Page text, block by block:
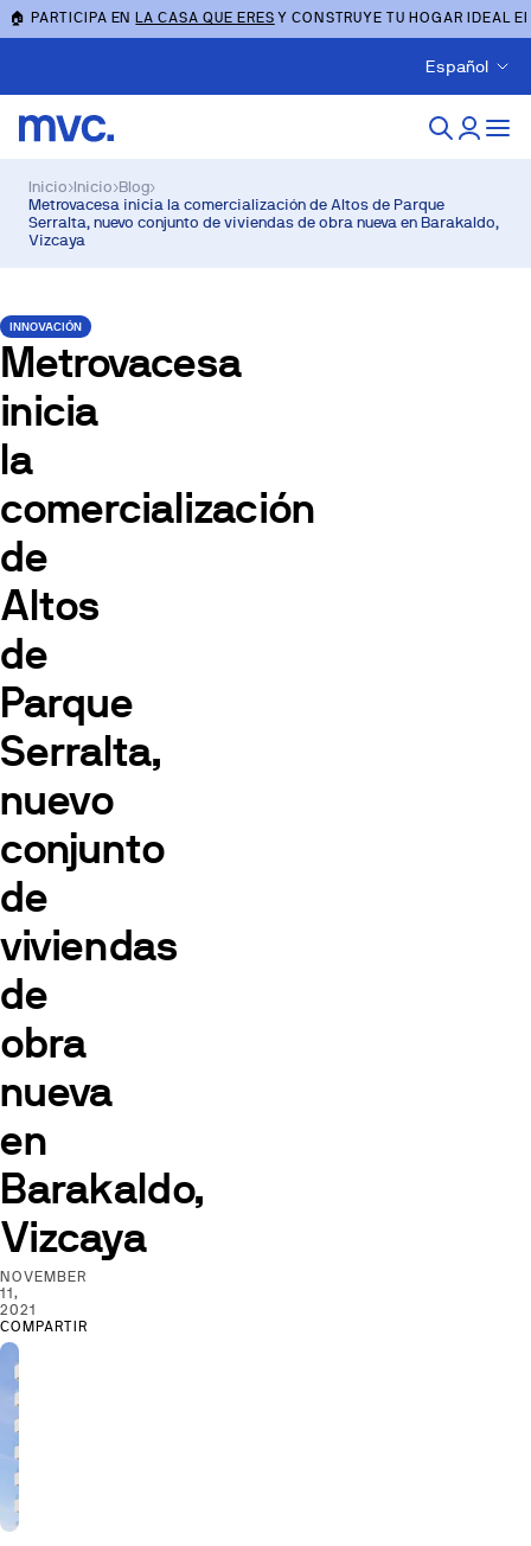
🏠 PARTICIPA ENLA CASA QUE ERES Y CONSTRUYE TU HOGAR IDEAL
Español
Inicio›Inicio›Blog›
Metrovacesa inicia la comercialización de Altos de Parque
Serralta, nuevo conjunto de viviendas de obra nueva en Barakaldo,
Vizcaya
INNOVACIÓN
Metrovacesa
inicia
la
comercialización
de
Altos
de
Parque
Serralta,
nuevo
conjunto
de
viviendas
de
obra
nueva
en
Barakaldo,
Vizcaya
NOVEMBER
11,
2021
COMPARTIR